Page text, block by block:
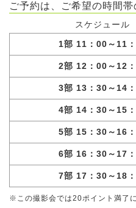
ご予約は、ご希望の時間帯
スケジュール
1部 11：00～11
2部 12：00～12
3部 13：30～14
4部 14：30～15
5部 15：30～16
6部 16：30～17
7部 17：30～18
※この撮影会では20ポイント満了